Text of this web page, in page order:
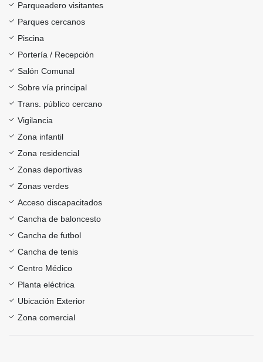
Parqueadero visitantes
Parques cercanos
Piscina
Portería / Recepción
Salón Comunal
Sobre vía principal
Trans. público cercano
Vigilancia
Zona infantil
Zona residencial
Zonas deportivas
Zonas verdes
Acceso discapacitados
Cancha de baloncesto
Cancha de futbol
Cancha de tenis
Centro Médico
Planta eléctrica
Ubicación Exterior
Zona comercial